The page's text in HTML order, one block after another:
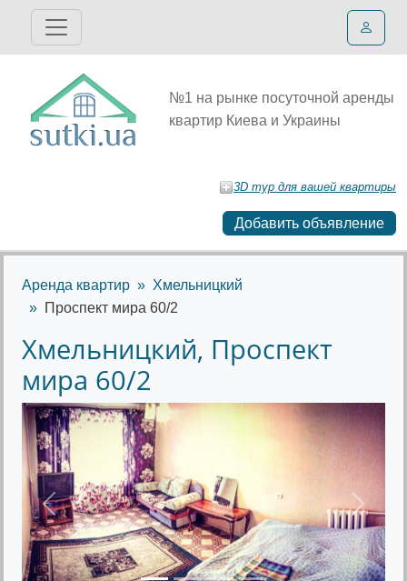
№1 на рынке посуточной аренды
квартир Киева и Украины
3D тур для вашей квартиры
Добавить объявление
Аренда квартир
Хмельницкий
Проспект мира 60/2
Хмельницкий, Проспект
мира 60/2
Предыдущее